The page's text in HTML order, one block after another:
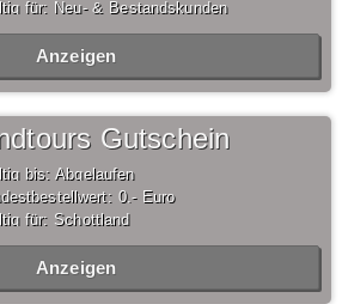
für: Neu- & Bestandskunden
Anzeigen
Gutschein
bis: Abgelaufen
0,- Euro
für: Schottland
Anzeigen